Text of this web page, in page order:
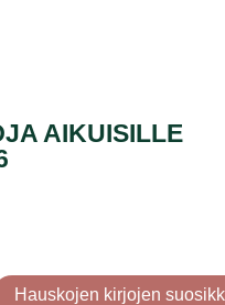
AIKUISILLE
Hauskojen kirjojen